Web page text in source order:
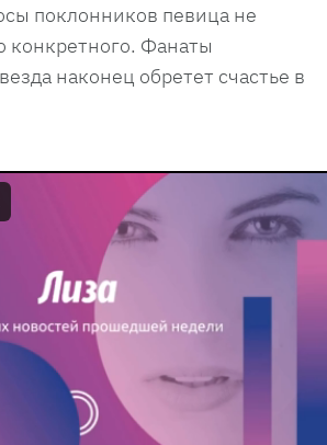
поклонников певица не
конкретного. Фанаты
наконец обретет счастье в